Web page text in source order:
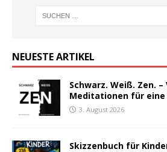
NEUESTE ARTIKEL
Schwarz. Weiß. Zen. –
Meditationen für
3. August 2026
Skizzenbuch für